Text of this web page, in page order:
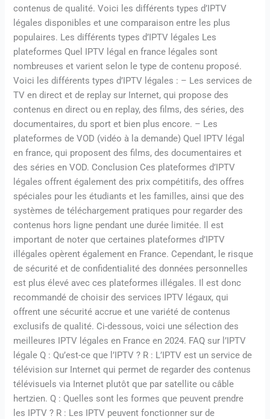
contenus de qualité. Voici les différents types d’IPTV
légales disponibles et une comparaison entre les plus
populaires. Les différents types d’IPTV légales Les
plateformes Quel IPTV légal en france légales sont
nombreuses et varient selon le type de contenu proposé.
Voici les différents types d’IPTV légales : – Les services de
TV en direct et de replay sur Internet, qui propose des
contenus en direct ou en replay, des films, des séries, des
documentaires, du sport et bien plus encore. – Les
plateformes de VOD (vidéo à la demande) Quel IPTV légal
en france, qui proposent des films, des documentaires et
des séries en VOD. Conclusion Ces plateformes d’IPTV
légales offrent également des prix compétitifs, des offres
spéciales pour les étudiants et les familles, ainsi que des
systèmes de téléchargement pratiques pour regarder des
contenus hors ligne pendant une durée limitée. Il est
important de noter que certaines plateformes d’IPTV
illégales opèrent également en France. Cependant, le risque
de sécurité et de confidentialité des données personnelles
est plus élevé avec ces plateformes illégales. Il est donc
recommandé de choisir des services IPTV légaux, qui
offrent une sécurité accrue et une variété de contenus
exclusifs de qualité. Ci-dessous, voici une sélection des
meilleures IPTV légales en France en 2024. FAQ sur l’IPTV
légale Q : Qu’est-ce que l’IPTV ? R : L’IPTV est un service de
télévision sur Internet qui permet de regarder des contenus
télévisuels via Internet plutôt que par satellite ou câble
hertzien. Q : Quelles sont les formes que peuvent prendre
les IPTV ? R : Les IPTV peuvent fonctionner sur de